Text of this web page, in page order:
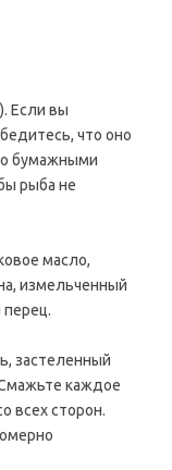
Если вы
что оно
бумажными
рыба не
масло,
измельченный
перец.
застеленный
каждое
всех сторон.